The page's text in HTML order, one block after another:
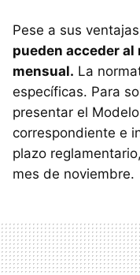
Pese a sus
pueden acceder
mensual. La
específicas. Para
presentar el
correspondiente e
plazo
mes de noviembre.